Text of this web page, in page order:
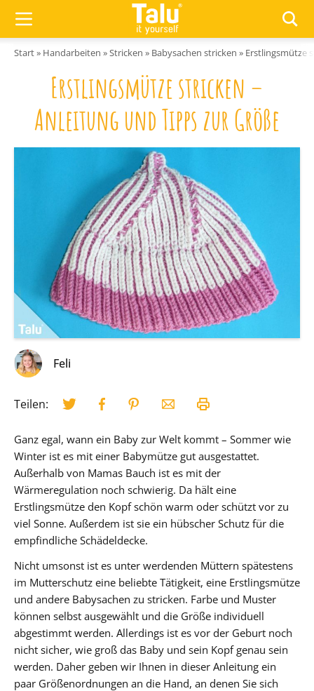
Start» Handarbeiten »Stricken » Babysachen stricken » Erstlingsmütze
Erstlingsmütze stricken –
Anleitung und Tipps zur Größe
Feli
Teilen:
Ganz egal, wann ein Baby zur Welt kommt – Sommer wie
Winter ist es mit einer Babymütze gut ausgestattet.
Außerhalb von Mamas Bauch ist es mit der
Wärmeregulation noch schwierig. Da hält eine
Erstlingsmütze den Kopf schön warm oder schützt vor zu
viel Sonne. Außerdem ist sie ein hübscher Schutz für die
empfindliche Schädeldecke.
Nicht umsonst ist es unter werdenden Müttern spätestens
im Mutterschutz eine beliebte Tätigkeit, eine Erstlingsmütze
und andere Babysachen zu stricken. Farbe und Muster
können selbst ausgewählt und die Größe individuell
abgestimmt werden. Allerdings ist es vor der Geburt noch
nicht sicher, wie groß das Baby und sein Kopf genau sein
werden. Daher geben wir Ihnen in dieser Anleitung ein
paar Größenordnungen an die Hand, an denen Sie sich